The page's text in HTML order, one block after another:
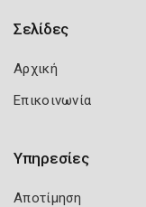
Σελίδες
Αρχική
Επικοινωνία
Υπηρεσίες
Αποτίμηση